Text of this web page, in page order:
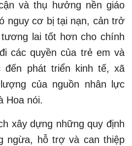
và thụ hưởng nền giáo
nguy cơ bị tại nạn, cản trở
lai tốt hơn cho chính
các quyền của trẻ em và
đến phát triển kinh tế, xã
của nguồn nhân lực
Hoa nói.
xây dựng những quy định
ngừa, hỗ trợ và can thiệp